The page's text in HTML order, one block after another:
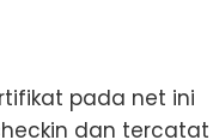
pada net ini
dan